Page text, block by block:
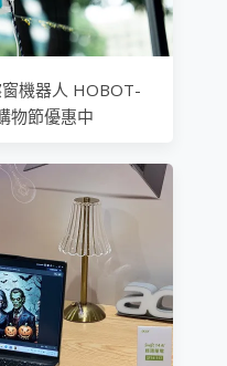
窗機器人 HOBOT-
物節優惠中